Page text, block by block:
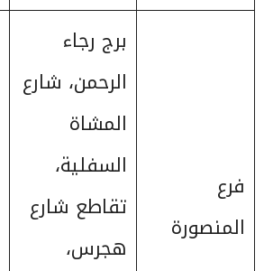
فرع
المنصورة
برج رجاء
الرحمن، شارع
المشاة
السفلية،
تقاطع شارع
هجرس،